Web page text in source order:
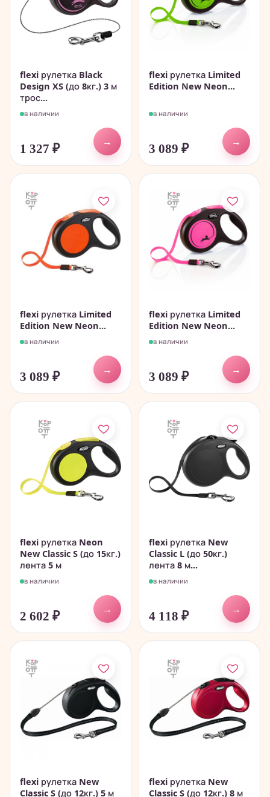
flexi рулетка Black
Design XS (до 8кг.) 3 м
трос...
в наличии
1 327 ₽
→
flexi рулетка Limited
Edition New Neon...
в наличии
3 089 ₽
→
flexi рулетка Limited
Edition New Neon...
в наличии
3 089 ₽
→
flexi рулетка Limited
Edition New Neon...
в наличии
3 089 ₽
→
flexi рулетка Neon
New Classic S (до 15кг.)
лента 5 м
в наличии
2 602 ₽
→
flexi рулетка New
Classic L (до 50кг.)
лента 8 м...
в наличии
4 118 ₽
→
flexi рулетка New
Classic S (до 12кг.) 5 м
flexi рулетка New
Classic S (до 12кг.) 8 м